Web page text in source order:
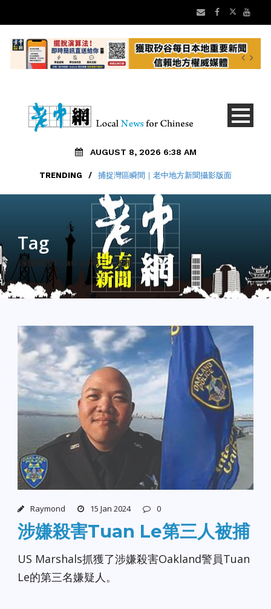
AUGUST 8, 2026 6:38 AM
TRENDING / 捕捉灣區瞬間｜老中地方新聞攝影版面
Tag
涉嫌殺害Tuan Le第三人被捕
Raymond 15 Jan 2024 0
涉嫌殺害Tuan Le第三人被捕
US Marshals抓獲了涉嫌殺害Oakland警員Tuan
Le的第三名嫌疑人。